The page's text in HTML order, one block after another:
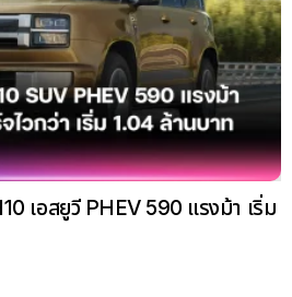
เอสยูวี PHEV 590 แรงม้า เริ่ม